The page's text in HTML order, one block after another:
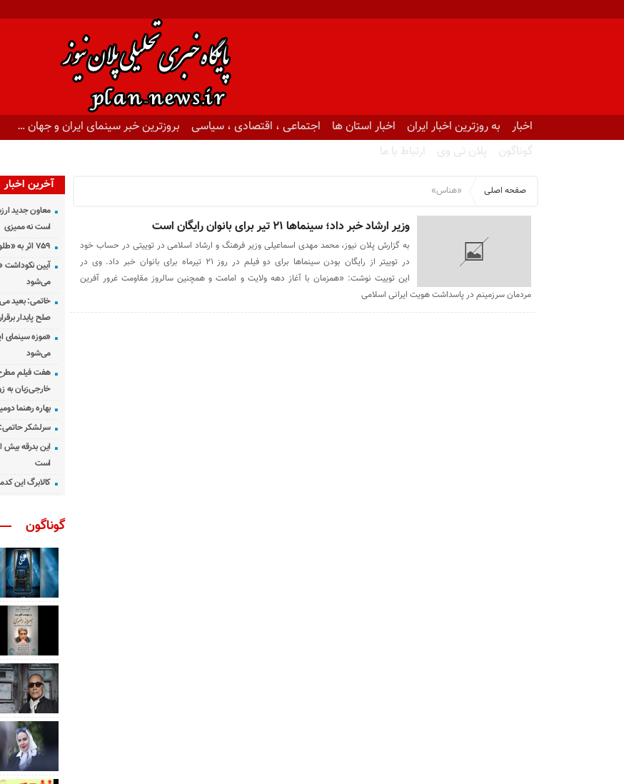
اخبار به روزترین اخبار ایران اخبار استان ها اجتماعی ، اقتصادی ، سیاسی
بروزترین خبر سینمای ایران و جهان …
گوناگون
پلان تی وی ارتباط با ما
صفحه اصلی «هناس»
وزیر ارشاد خبر داد؛ سینماها ۲۱ تیر برای بانوان رایگان است
به گزارش پلان نیوز، محمد مهدی اسماعیلی وزیر فرهنگ و ارشاد اسلامی در توییتی در حساب خود
در توییتر از رایگان بودن سینماها برای دو فیلم در روز ۲۱ تیرماه برای بانوان خبر داد. وی در
این توییت نوشت: «همزمان با آغاز دهه ولایت و امامت و همچنین سالروز مقاومت غرور آفرین
مردمان سرزمینم در پاسداشت هویت ایرانی اسلامی
آخرین اخبار
معاون جدید
است نه ممیزی
۷۵۹ اثر به «طلوع ماه» رسید
آیین نکوداشت
می‌شود
خاتمی: بعید
صلح پایدار
«موزه سینمای
می‌شود
هفت فیلم مطرح
خارجی‌زبان به
بهاره رهنما
سرلشکر
این بدرقه بیش
است
کالابرگ این
گوناگون